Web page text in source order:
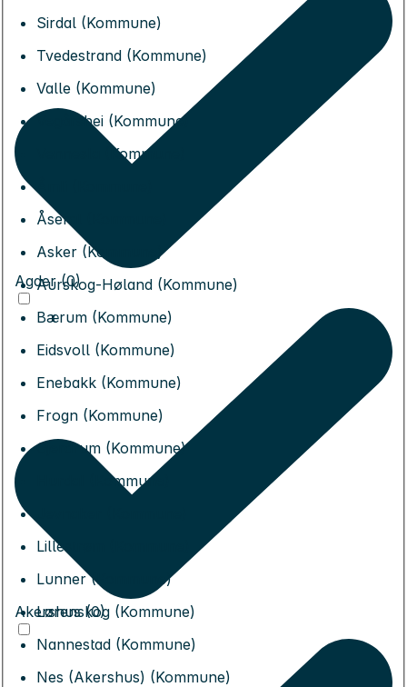
Sirdal (Kommune)
Tvedestrand (Kommune)
Valle (Kommune)
Vegårshei (Kommune)
Vennesla (Kommune)
Åseral (Kommune)
Asker (Kommune)
Aurskog-Høland (Kommune)
Bærum (Kommune)
Eidsvoll (Kommune)
Enebakk (Kommune)
Frogn (Kommune)
Gjerdrum (Kommune)
Hurdal (Kommune)
Lillestrøm (Kommune)
Lunner (Kommune)
Lørenskog (Kommune)
Nannestad (Kommune)
Nes (Akershus) (Kommune)
Agder (0)
Akershus (0)